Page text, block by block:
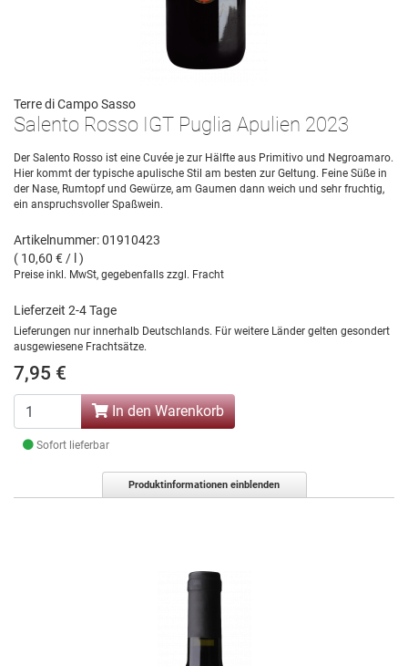
Terre di Campo Sasso
Salento Rosso IGT Puglia Apulien 2023
Der Salento Rosso ist eine Cuvée je zur Hälfte aus Primitivo und Negroamaro.
Hier kommt der typische apulische Stil am besten zur Geltung. Feine Süße in
der Nase, Rumtopf und Gewürze, am Gaumen dann weich und sehr fruchtig,
ein anspruchsvoller Spaßwein.
Artikelnummer: 01910423
( 10,60 € / l )
Preise inkl. MwSt, gegebenfalls zzgl. Fracht
Lieferzeit 2-4 Tage
Lieferungen nur innerhalb Deutschlands. Für weitere Länder gelten gesondert
ausgewiesene Frachtsätze.
7,95 €
In den Warenkorb
Sofort lieferbar
Produktinformationen einblenden